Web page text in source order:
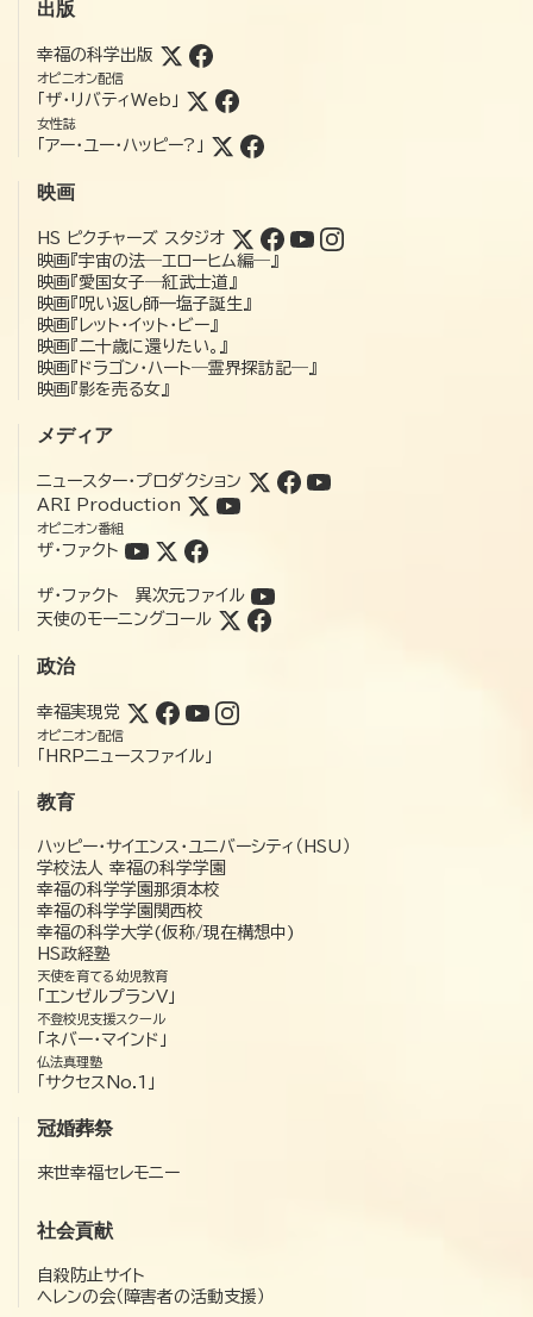
出版
幸福の科学出版
オピニオン配信
「ザ・リバティWeb」
女性誌
「アー・ユー・ハッピー?」
映画
HS ピクチャーズ スタジオ
映画『宇宙の法―エローヒム編―』
映画『愛国女子―紅武士道』
映画『呪い返し師—塩子誕生』
映画『レット・イット・ビー』
映画『二十歳に還りたい。』
映画『ドラゴン・ハート―霊界探訪記―』
映画『影を売る女』
メディア
ニュースター・プロダクション
ARI Production
オピニオン番組
ザ・ファクト
ザ・ファクト 異次元ファイル
天使のモーニングコール
政治
幸福実現党
オピニオン配信
「HRPニュースファイル」
教育
ハッピー・サイエンス・ユニバーシティ（HSU）
学校法人 幸福の科学学園
幸福の科学学園那須本校
幸福の科学学園関西校
幸福の科学大学(仮称/現在構想中)
HS政経塾
天使を育てる幼児教育
「エンゼルプランV」
不登校児支援スクール
「ネバー・マインド」
仏法真理塾
「サクセスNo.1」
冠婚葬祭
来世幸福セレモニー
社会貢献
自殺防止サイト
ヘレンの会（障害者の活動支援）